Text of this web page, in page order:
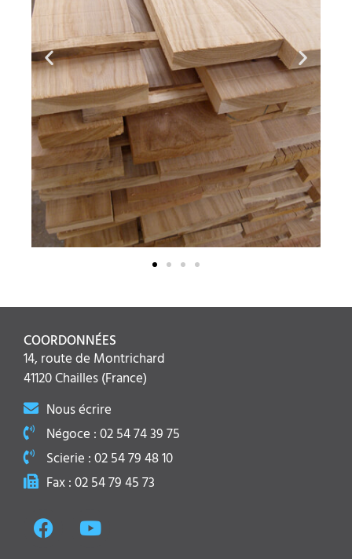
COORDONNÉES
14, route de Montrichard
41120 Chailles (France)
Nous écrire
Négoce : 02 54 74 39 75
Scierie : 02 54 79 48 10
Fax : 02 54 79 45 73